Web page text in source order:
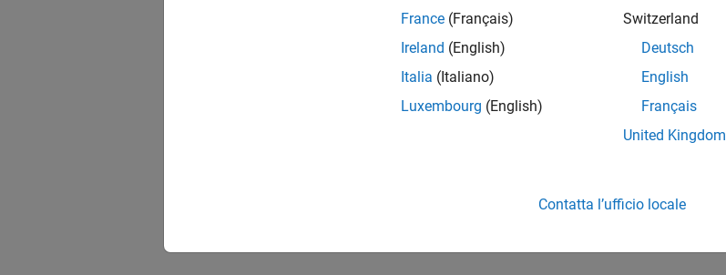
France (Français)
Ireland (English)
Italia (Italiano)
Luxembourg (English)
Switzerland
Deutsch
English
Français
United Kingdom
Contatta l’ufficio locale